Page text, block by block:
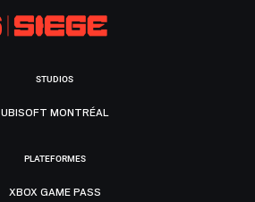
STUDIOS
UBISOFT MONTRÉAL
PLATEFORMES
XBOX GAME PASS